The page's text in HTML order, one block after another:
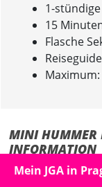
1-
15
Flasche
Reiseguide
MINI HUMMER
INFORMATION
Mit der Mini Hummer
Mein JGA in